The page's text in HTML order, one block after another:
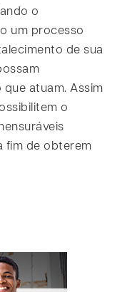
o
um processo
de sua
atuam. Assim
o
fim de obterem